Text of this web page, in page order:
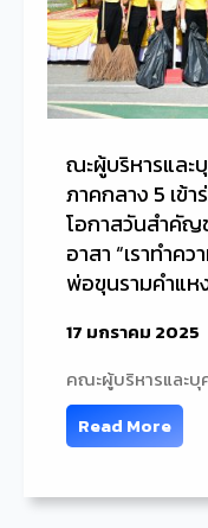
ณะผู้บริหารและ
ภาคกลาง 5 เข้
โอกาสวันสำคัญ
อาสา “เราทำค
พ่อขุนรามคำแห
17 มกราคม 2025
คณะผู้บริหารและบุ
Read More